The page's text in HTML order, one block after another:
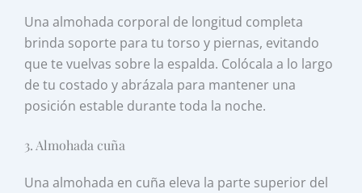
Una almohada corporal de longitud completa
brinda soporte para tu torso y piernas, evitando
que te vuelvas sobre la espalda. Colócala a lo largo
de tu costado y abrázala para mantener una
posición estable durante toda la noche.
3. Almohada cuña
Una almohada en cuña eleva la parte superior del